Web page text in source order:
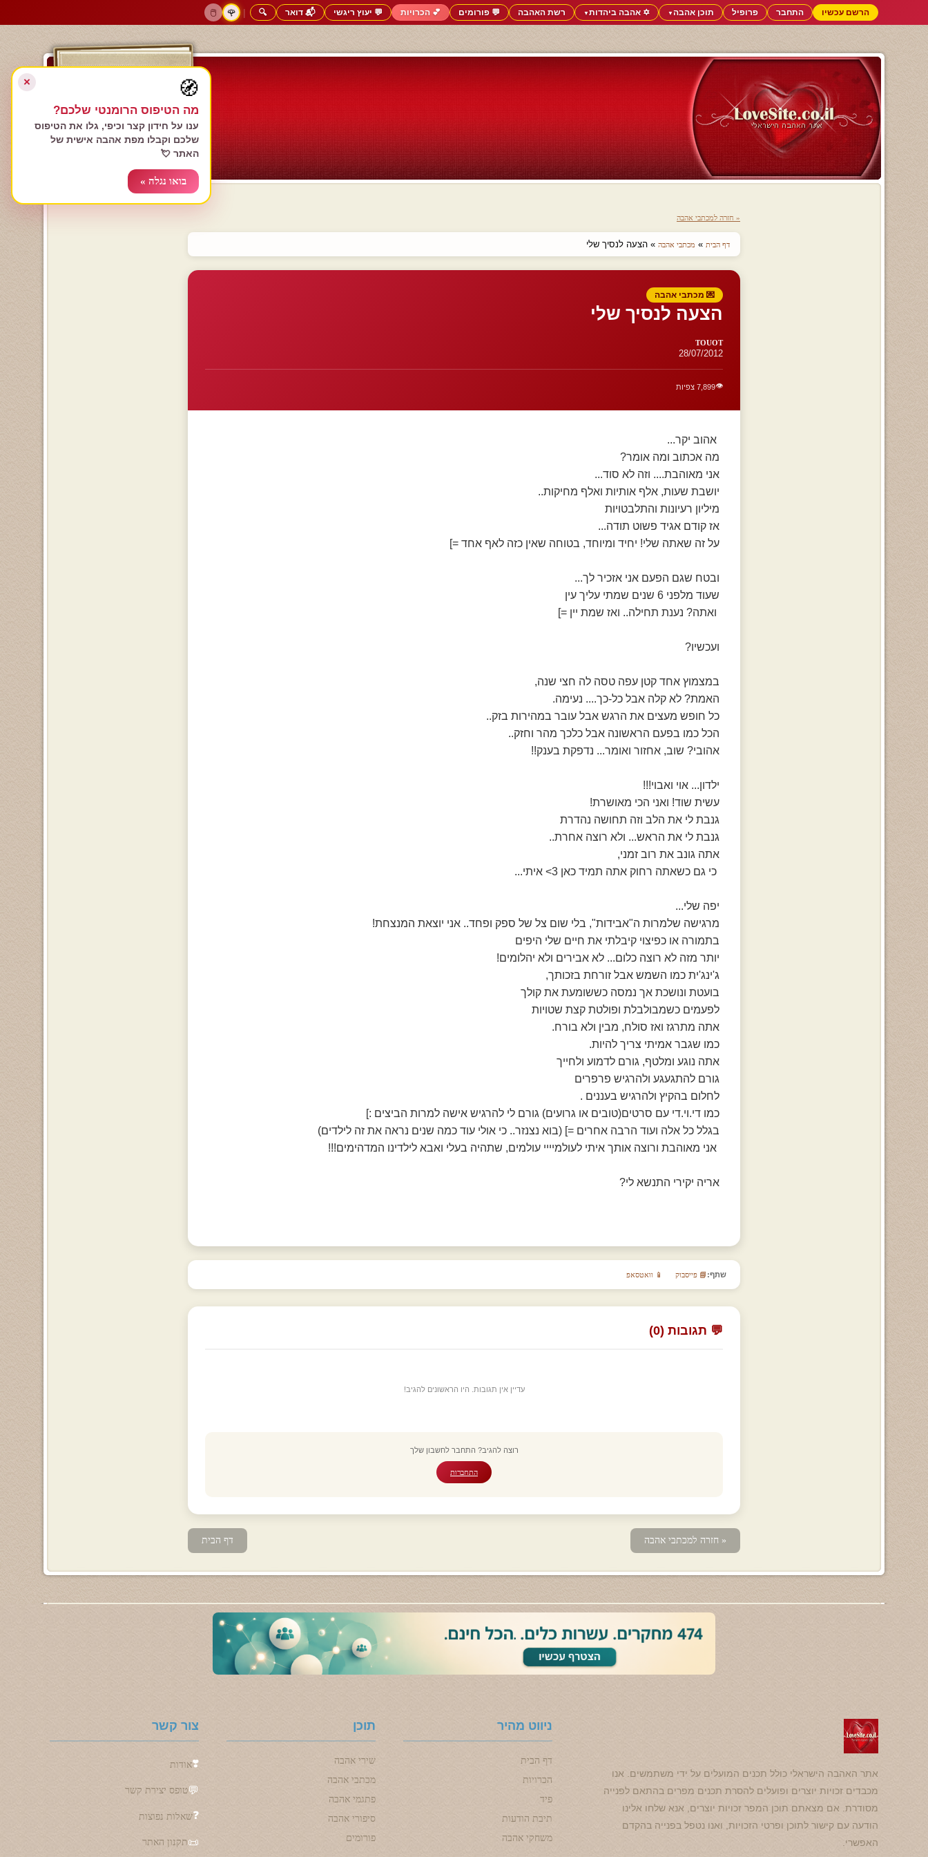
הרשם עכשיו התחבר פרופיל תוכן אהבה▼ ✡️ אהבה ביהדות▼ רשת האהבה 💬 פורומים 💕 הכרויות 💬 יעוץ ריגשי 📬 דואר 🔍
|
🌹
🖱️
הרשם עכשיו
התחבר
« חזרה למכתבי אהבה
דף הבית » מכתבי אהבה » הצעה לנסיך שלי
💌 מכתבי אהבה
הצעה לנסיך שלי
TOUOT
28/07/2012
👁️7,899 צפיות
אהוב יקר...
מה אכתוב ומה אומר?
אני מאוהבת.... וזה לא סוד...
יושבת שעות, אלף אותיות ואלף מחיקות..
מיליון רעיונות והתלבטויות
אז קודם אגיד פשוט תודה...
על זה שאתה שלי! יחיד ומיוחד, בטוחה שאין כזה לאף אחד =]
ובטח שגם הפעם אני אזכיר לך...
שעוד מלפני 6 שנים שמתי עליך עין
ואתה? נענת תחילה.. ואז שמת יין =]
ועכשיו?
במצמוץ אחד קטן עפה טסה לה חצי שנה,
האמת? לא קלה אבל כל-כך.... נעימה.
כל חופש מעצים את הרגש אבל עובר במהירות בזק..
הכל כמו בפעם הראשונה אבל כלכך מהר וחזק..
אהובי? שוב, אחזור ואומר... נדפקת בענק!!
ילדון... אוי ואבוי!!!
עשית שוד! ואני הכי מאושרת!
גנבת לי את הלב וזה תחושה נהדרת
גנבת לי את הראש... ולא רוצה אחרת..
אתה גונב את רוב זמני,
כי גם כשאתה רחוק אתה תמיד כאן 3> איתי...
יפה שלי...
מרגישה שלמרות ה"אבידות", בלי שום צל של ספק ופחד.. אני יוצאת המנצחת!
בתמורה או כפיצוי קיבלתי את חיים שלי היפים
יותר מזה לא רוצה כלום... לא אבירים ולא יהלומים!
ג'ינג'ית כמו השמש אבל זורחת בזכותך,
בועטת ונושכת אך נמסה כששומעת את קולך
לפעמים כשמבולבלת ופולטת קצת שטויות
אתה מתרגז ואז סולח, מבין ולא בורח.
כמו שגבר אמיתי צריך להיות.
אתה נוגע ומלטף, גורם לדמוע ולחייך
גורם להתגעגע ולהרגיש פרפרים
לחלום בהקיץ ולהרגיש בעננים .
כמו די.וי.די עם סרטים(טובים או גרועים) גורם לי להרגיש אישה למרות הביצים :]
בגלל כל אלה ועוד הרבה אחרים =] (בוא נצנזר.. כי אולי עוד כמה שנים נראה את זה לילדים)
אני מאוהבת ורוצה אותך איתי לעולמיייי עולמים, שתהיה בעלי ואבא לילדינו המדהימים!!!
אריה יקירי התנשא לי?
שתף: 📘 פייסבוק 📱 וואטסאפ
💬 תגובות (0)
עדיין אין תגובות. היו הראשונים להגיב!
רוצה להגיב? התחבר לחשבון שלך
התחברות
« חזרה למכתבי אהבה דף הבית
אתר האהבה הישראלי כולל תכנים המועלים על ידי משתמשים. אנו
מכבדים זכויות יוצרים ופועלים להסרת תכנים מפרים בהתאם לפנייה
מסודרת. אם מצאתם תוכן המפר זכויות יוצרים, אנא שלחו אלינו
הודעה עם קישור לתוכן ופרטי הזכויות, ואנו נטפל בפנייה בהקדם
האפשרי.
ניווט מהיר
דף הבית
הכרויות
פיד
תיבת הודעות
משחקי אהבה
תוכן
שירי אהבה
מכתבי אהבה
פתגמי אהבה
סיפורי אהבה
פורומים
צור קשר
❣️אודות
💬טופס יצירת קשר
❓שאלות נפוצות
📜תקנון האתר